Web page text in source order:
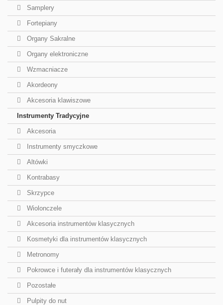
Samplery
Fortepiany
Organy Sakralne
Organy elektroniczne
Wzmacniacze
Akordeony
Akcesoria klawiszowe
Instrumenty Tradycyjne
Akcesoria
Instrumenty smyczkowe
Altówki
Kontrabasy
Skrzypce
Wiolonczele
Akcesoria instrumentów klasycznych
Kosmetyki dla instrumentów klasycznych
Metronomy
Pokrowce i futerały dla instrumentów klasycznych
Pozostałe
Pulpity do nut